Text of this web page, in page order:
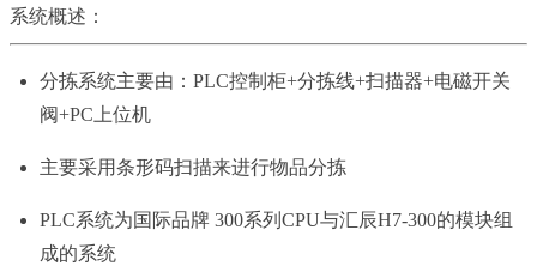
系统概述：
分拣系统主要由：PLC控制柜+分拣线+扫描器+电磁开关
阀+PC上位机
主要采用条形码扫描来进行物品分拣
PLC系统为国际品牌 300系列CPU与汇辰H7-300的模块组
成的系统